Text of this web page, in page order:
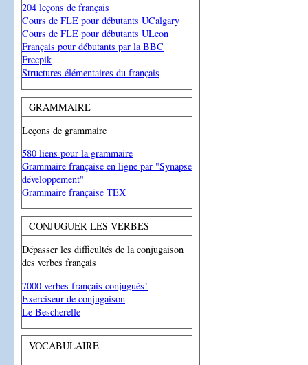
204 leçons de français
Cours de FLE pour débutants UCalgary
Cours de FLE pour débutants ULeon
Français pour débutants par la BBC
Freepik
Structures élémentaires du français
GRAMMAIRE
Leçons de grammaire
580 liens pour la grammaire
Grammaire française en ligne par "Synapse
développement"
Grammaire française TEX
CONJUGUER LES VERBES
Dépasser les difficultés de la conjugaison
des verbes français
7000 verbes français conjugués!
Exerciseur de conjugaison
Le Bescherelle
VOCABULAIRE